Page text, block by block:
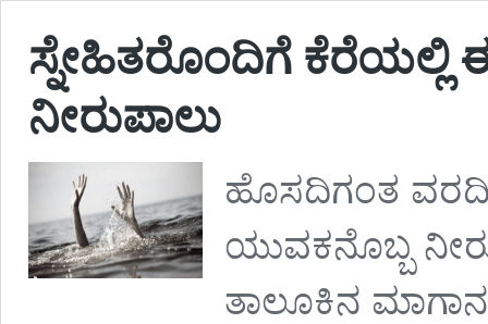
ಸ್ನೇಹಿತರೊಂದಿಗೆ
ನೀರುಪಾಲು
ಹೊಸದಿಗಂತ
ಯುವಕನೊಬ್ಬ
ತಾಲೂಕಿನ